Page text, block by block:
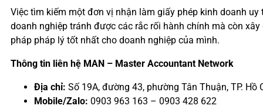
Việc tìm kiếm một đơn vị nhận làm giấy phép kinh doanh
doanh nghiệp tránh được các rắc rối hành chính mà còn
pháp pháp lý tốt nhất cho doanh nghiệp của mình.
Thông tin liên hệ MAN – Master Accountant Network
Địa chỉ: Số 19A, đường 43, phường Tân Thuận, TP. Hồ
Mobile/Zalo: 0903 963 163 – 0903 428 622